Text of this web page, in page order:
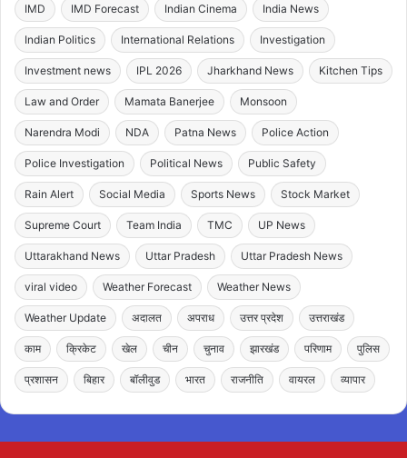
IMD IMD Forecast Indian Cinema India News
Indian Politics International Relations Investigation
Investment news IPL 2026 Jharkhand News Kitchen Tips
Law and Order Mamata Banerjee Monsoon
Narendra Modi NDA Patna News Police Action
Police Investigation Political News Public Safety
Rain Alert Social Media Sports News Stock Market
Supreme Court Team India TMC UP News
Uttarakhand News Uttar Pradesh Uttar Pradesh News
viral video Weather Forecast Weather News
Weather Update अदालत अपराध उत्तर प्रदेश उत्तराखंड
काम क्रिकेट खेल चीन चुनाव झारखंड परिणाम पुलिस
प्रशासन बिहार बॉलीवुड भारत राजनीति वायरल व्यापार